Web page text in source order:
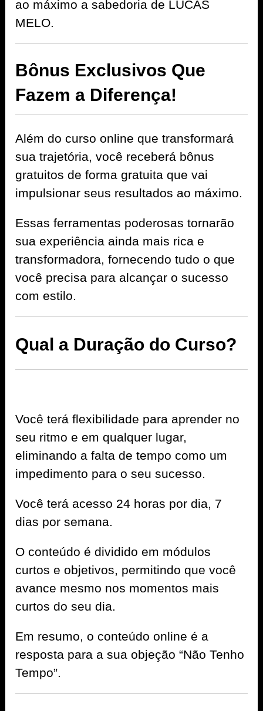
ao máximo a sabedoria de LUCAS
MELO.
Bônus Exclusivos Que
Fazem a Diferença!
Além do curso online que transformará
sua trajetória, você receberá bônus
gratuitos de forma gratuita que vai
impulsionar seus resultados ao máximo.
Essas ferramentas poderosas tornarão
sua experiência ainda mais rica e
transformadora, fornecendo tudo o que
você precisa para alcançar o sucesso
com estilo.
Qual a Duração do Curso?
Você terá flexibilidade para aprender no
seu ritmo e em qualquer lugar,
eliminando a falta de tempo como um
impedimento para o seu sucesso.
Você terá acesso 24 horas por dia, 7
dias por semana.
O conteúdo é dividido em módulos
curtos e objetivos, permitindo que você
avance mesmo nos momentos mais
curtos do seu dia.
Em resumo, o conteúdo online é a
resposta para a sua objeção “Não Tenho
Tempo”.